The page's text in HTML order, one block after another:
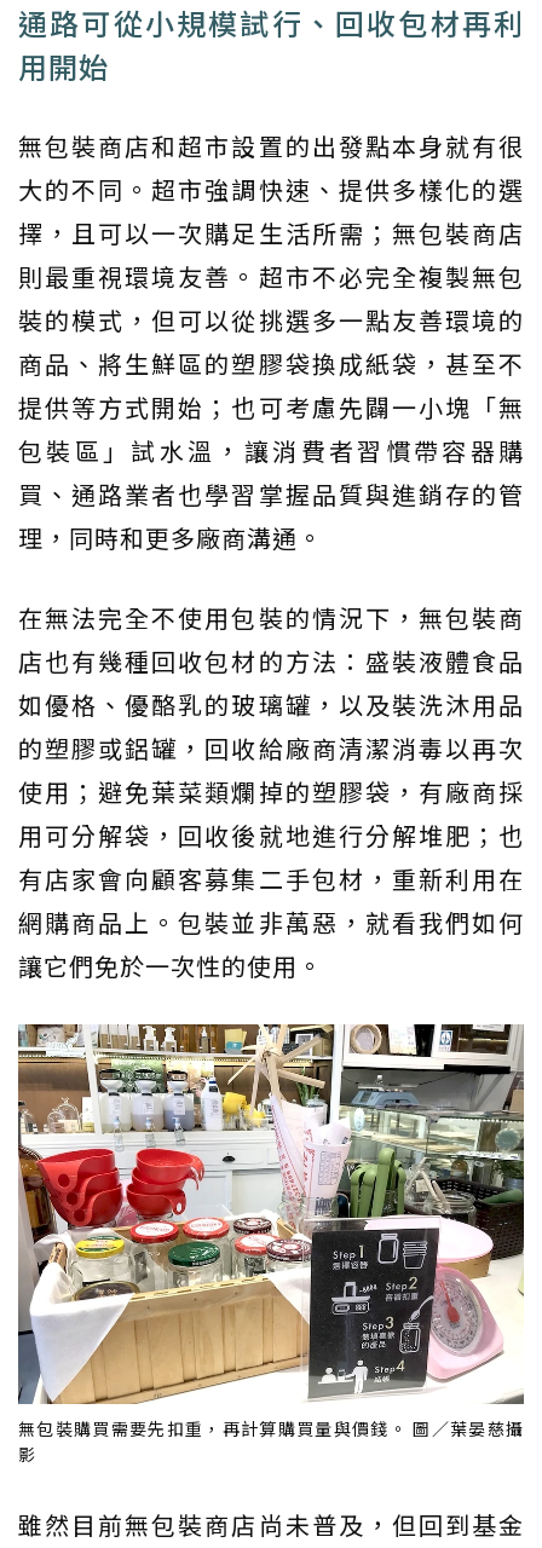
通路可從小規模試行、回收包材再利
用開始
無包裝商店和超市設置的出發點本身就有很
大的不同。超市強調快速、提供多樣化的選
擇，且可以一次購足生活所需；無包裝商店
則最重視環境友善。超市不必完全複製無包
裝的模式，但可以從挑選多一點友善環境的
商品、將生鮮區的塑膠袋換成紙袋，甚至不
提供等方式開始；也可考慮先闢一小塊「無
包裝區」試水溫，讓消費者習慣帶容器購
買、通路業者也學習掌握品質與進銷存的管
理，同時和更多廠商溝通。
在無法完全不使用包裝的情況下，無包裝商
店也有幾種回收包材的方法：盛裝液體食品
如優格、優酪乳的玻璃罐，以及裝洗沐用品
的塑膠或鋁罐，回收給廠商清潔消毒以再次
使用；避免葉菜類爛掉的塑膠袋，有廠商採
用可分解袋，回收後就地進行分解堆肥；也
有店家會向顧客募集二手包材，重新利用在
網購商品上。包裝並非萬惡，就看我們如何
讓它們免於一次性的使用。
無包裝購買需要先扣重，再計算購買量與價錢。 圖／葉晏慈攝
影
雖然目前無包裝商店尚未普及，但回到基金